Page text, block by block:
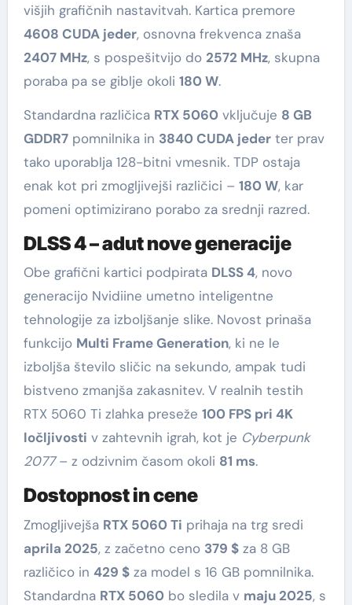
višjih grafičnih nastavitvah. Kartica premore
4608 CUDA jeder, osnovna frekvenca znaša
2407 MHz, s pospešitvijo do 2572 MHz, skupna
poraba pa se giblje okoli 180 W.
Standardna različica RTX 5060 vključuje 8 GB
GDDR7pomnilnika in 3840 CUDA jederter prav
tako uporablja 128-bitni vmesnik. TDP ostaja
enak kot pri zmogljivejši različici – 180 W, kar
pomeni optimizirano porabo za srednji razred.
DLSS 4 – adut nove generacije
Obe grafični kartici podpirata DLSS 4, novo
generacijo Nvidiine umetno inteligentne
tehnologije za izboljšanje slike. Novost prinaša
funkcijo Multi Frame Generation, ki ne le
izboljša število sličic na sekundo, ampak tudi
bistveno zmanjša zakasnitev. V realnih testih
RTX 5060 Ti zlahka preseže 100 FPS pri 4K
ločljivosti v zahtevnih igrah, kot je Cyberpunk
2077– z odzivnim časom okoli 81 ms.
Dostopnost in cene
Zmogljivejša RTX 5060 Ti prihaja na trg sredi
aprila 2025, z začetno ceno 379 $za 8 GB
različico in 429 $za model s 16 GB pomnilnika.
Standardna RTX 5060 bo sledila v maju 2025, s